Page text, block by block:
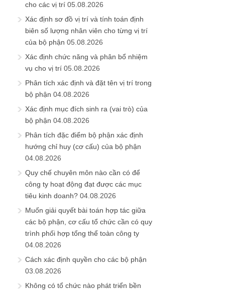
cho các vị trí 05.08.2026
Xác định sơ đồ vị trí và tính toán định
biên số lượng nhân viên cho từng vị trí
của bộ phận 05.08.2026
Xác định chức năng và phân bổ nhiệm
vụ cho vị trí 05.08.2026
Phân tích xác định và đặt tên vị trí trong
bộ phận 04.08.2026
Xác định mục đích sinh ra (vai trò) của
bộ phận 04.08.2026
Phân tích đặc điểm bộ phận xác định
hướng chỉ huy (cơ cấu) của bộ phận
04.08.2026
Quy chế chuyên môn nào cần có để
công ty hoạt động đạt được các mục
tiêu kinh doanh? 04.08.2026
Muốn giải quyết bài toán hợp tác giữa
các bộ phận, cơ cấu tổ chức cần có quy
trình phối hợp tổng thể toàn công ty
04.08.2026
Cách xác định quyền cho các bộ phận
03.08.2026
Không có tổ chức nào phát triển bền